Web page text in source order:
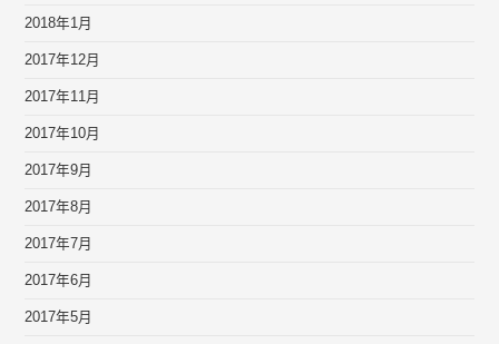
2018年1月
2017年12月
2017年11月
2017年10月
2017年9月
2017年8月
2017年7月
2017年6月
2017年5月